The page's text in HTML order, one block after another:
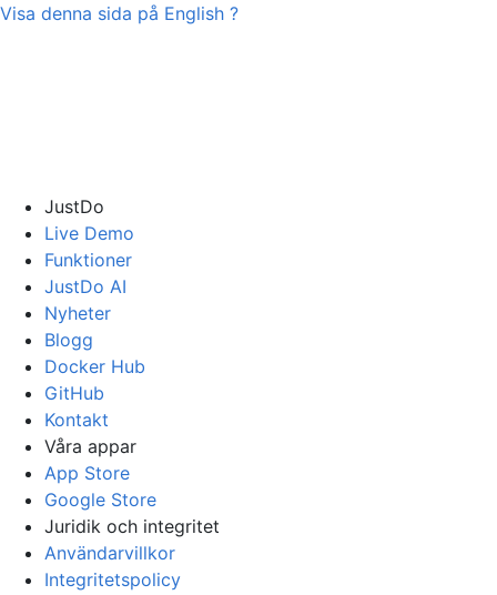
Visa denna sida på English ?
JustDo
Live Demo
Funktioner
JustDo AI
Nyheter
Blogg
Docker Hub
GitHub
Kontakt
Våra appar
App Store
Google Store
Juridik och integritet
Användarvillkor
Integritetspolicy